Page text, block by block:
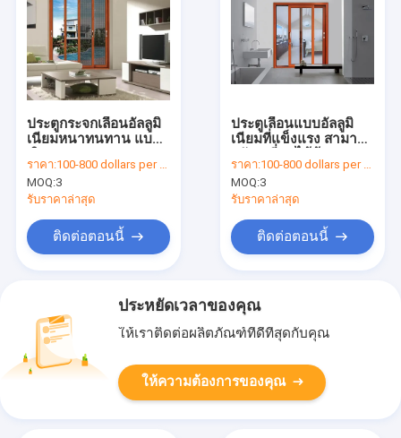
ประตูกระจกเลื่อนอัลลูมิ
เนียมหนาทนทาน แบบ
ราคา:100-800 dollars per set
MOQ:3
รับราคาล่าสุด
ติดต่อตอนนี้
ประตูเลื่อนแบบอัลลูมิ
เนียมที่แข็งแรง สามารถ
กระจกที่แข็งแรง
ราคา:100-800 dollars per set
MOQ:3
รับราคาล่าสุด
ติดต่อตอนนี้
ประหยัดเวลาของคุณ
ให้เราติดต่อผลิตภัณฑ์ที่ดีที่สุดกับคุณ
ให้ความต้องการของคุณ